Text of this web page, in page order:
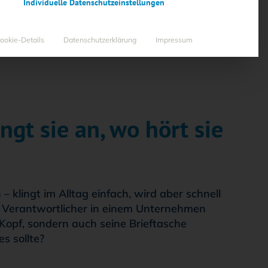
WO …
sie an, wo hört sie
klingt im Alltag einfach, wird aber schnell
in einem Unternehmen
sondern auch seine Brieftasche
sollte?
Details Datenschutzerklärung Impressum